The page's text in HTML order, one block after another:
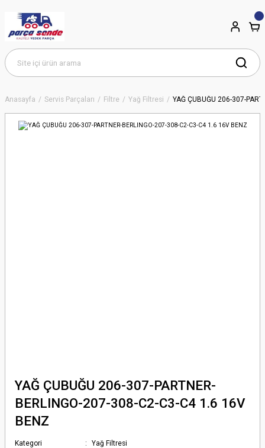
Anasayfa Servis Parçaları Filtre Yağ Filtresi YAĞ ÇUBUĞU 206-307-
YAĞ ÇUBUĞU 206-307-PARTNER-
BERLINGO-207-308-C2-C3-C4 1.6 16V
BENZ
Kategori
Yağ Filtresi